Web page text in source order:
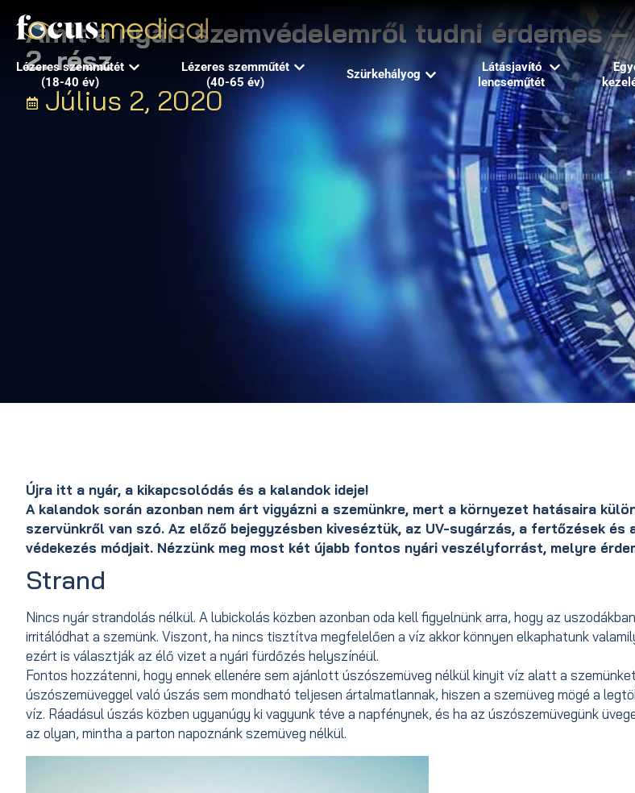
Lézeres szemműtét
(18-40 év)
Lézeres szemműtét
(40-65 év)
Szürkehályog
Látásjavító
lencseműtét
Amit a nyári szemvédelemről tudni érdemes –
2. rész
Július 2, 2020
Újra itt a nyár, a kikapcsolódás és a kalandok ideje!
A kalandok során azonban nem árt vigyázni a szemünkre, mert a környezet hatásaira
szervünkről van szó. Az előző bejegyzésben kiveséztük, az UV-sugárzás, a fertőzések és
védekezés módjait. Nézzünk meg most két újabb fontos nyári veszélyforrást, melyre
Strand
Nincs nyár strandolás nélkül. A lubickolás közben azonban oda kell figyelnünk arra, hogy az
irritálódhat a szemünk. Viszont, ha nincs tisztítva megfelelően a víz akkor könnyen elkaphatunk
ezért is választják az élő vizet a nyári fürdőzés helyszínéül.
Fontos hozzátenni, hogy ennek ellenére sem ajánlott úszószemüveg nélkül kinyit víz alatt a
úszószemüveggel való úszás sem mondható teljesen ártalmatlannak, hiszen a szemüveg mögé a
víz. Ráadásul úszás közben ugyanúgy ki vagyunk téve a napfénynek, és ha az úszószemüvegünk
az olyan, mintha a parton napoznánk szemüveg nélkül.